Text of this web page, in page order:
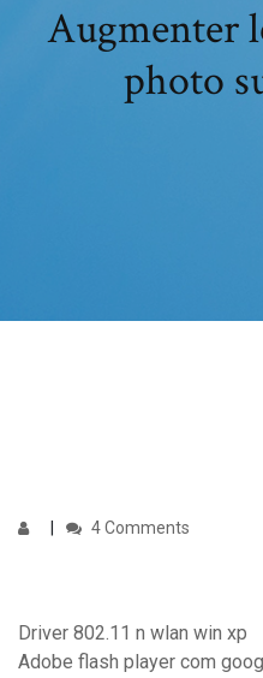
Augmenter
photo
4 Comments
Driver 802.11 n wlan win xp
Adobe flash player com